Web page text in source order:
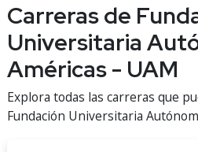
Carreras de
Universitaria
Américas - UAM
Explora todas las carreras que
Fundación Universitaria